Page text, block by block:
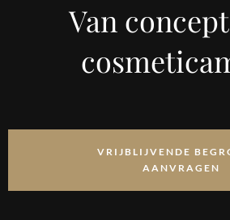
Van
VRIJBLIJVENDE
AANVRAGEN